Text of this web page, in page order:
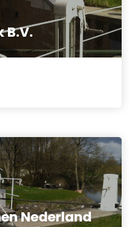
B.V.
Nederland